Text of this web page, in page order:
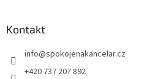
Kontakt
info@spokojenakancelar.cz
+420 737 207 892